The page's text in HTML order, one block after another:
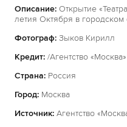
Описание: Открытие
летия Октября в городском
Фотограф: Зыков Кирилл
Кредит: /Агентство «Москва»
Страна: Россия
Город: Москва
Источник: Агентство